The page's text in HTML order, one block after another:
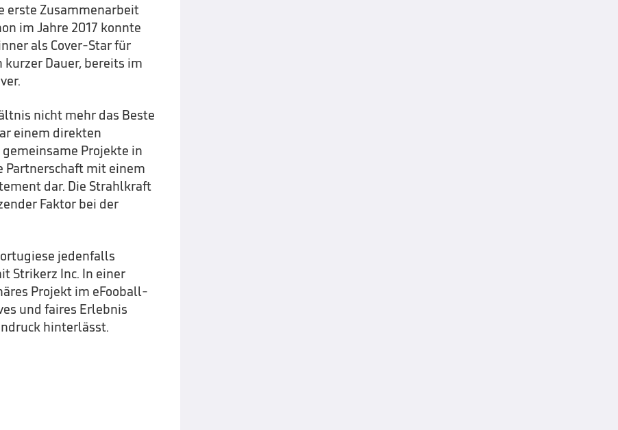
erste Zusammenarbeit
im Jahre 2017 konnte
als Cover-Star für
kurzer Dauer, bereits im
nicht mehr das Beste
einem direkten
Projekte in
Partnerschaft mit einem
dar. Die Strahlkraft
Faktor bei der
jedenfalls
Strikerz Inc. In einer
Projekt im eFooball-
und faires Erlebnis
hinterlässt.